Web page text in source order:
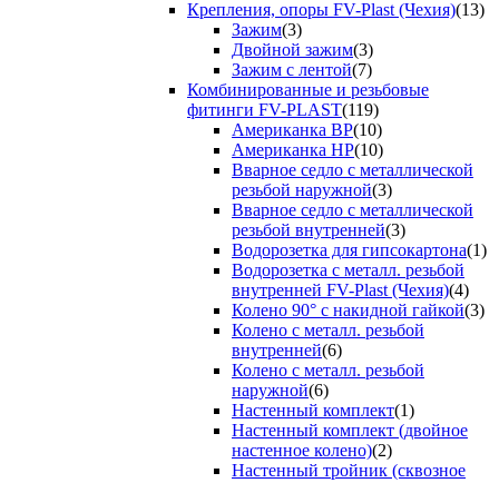
Крепления, опоры FV-Plast (Чехия)(13)
Зажим(3)
Двойной зажим(3)
Зажим с лентой(7)
Комбинированные и резьбовые
фитинги FV-PLAST(119)
Американка ВР(10)
Американка НР(10)
Вварное седло с металлической
резьбой наружной(3)
Вварное седло с металлической
резьбой внутренней(3)
Водорозетка для гипсокартона(1)
Водорозетка с металл. резьбой
внутренней FV-Plast (Чехия)(4)
Колено 90° с накидной гайкой(3)
Колено с металл. резьбой
внутренней(6)
Колено с металл. резьбой
наружной(6)
Настенный комплект(1)
Настенный комплект (двойное
настенное колено)(2)
Настенный тройник (сквозное